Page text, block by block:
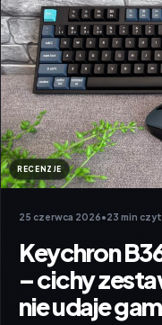
RECENZJE
25 czerwca 2026•23 min
Keychron
– cichy
nie udaje